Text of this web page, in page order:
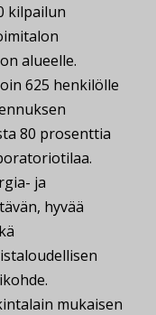
kilpailun
alueelle.
625 henkilölle
80 prosenttia
ja
hyvää
mukaisen